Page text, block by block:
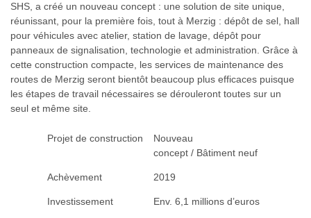
SHS, a créé un nouveau concept : une solution de site unique,
réunissant, pour la première fois, tout à Merzig : dépôt de sel, hall
pour véhicules avec atelier, station de lavage, dépôt pour
panneaux de signalisation, technologie et administration. Grâce à
cette construction compacte, les services de maintenance des
routes de Merzig seront bientôt beaucoup plus efficaces puisque
les étapes de travail nécessaires se dérouleront toutes sur un
seul et même site.
Projet de construction
Nouveau
concept / Bâtiment neuf
Achèvement 2019
Investissement Env. 6,1 millions d’euros